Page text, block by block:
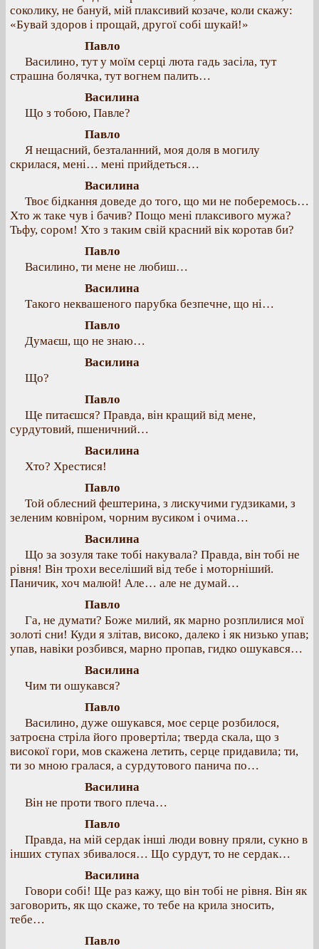
соколику, не бануй, мій плаксивий козаче, коли скажу:
«Бувай здоров і прощай, другої собі шукай!»
Павло
Василино, тут у моїм серці люта гадь засіла, тут
страшна болячка, тут вогнем палить…
Василина
Що з тобою, Павле?
Павло
Я нещасний, безталанний, моя доля в могилу
скрилася, мені… мені прийдеться…
Василина
Твоє бідкання доведе до того, що ми не поберемось…
Хто ж таке чув і бачив? Пощо мені плаксивого мужа?
Тьфу, сором! Хто з таким свій красний вік коротав би?
Павло
Василино, ти мене не любиш…
Василина
Такого неквашеного парубка безпечне, що ні…
Павло
Думаєш, що не знаю…
Василина
Що?
Павло
Ще питаєшся? Правда, він кращий від мене,
сурдутовий, пшеничний…
Василина
Хто? Хрестися!
Павло
Той облесний фештерина, з лискучими гудзиками, з
зеленим ковніром, чорним вусиком і очима…
Василина
Що за зозуля таке тобі накувала? Правда, він тобі не
рівня! Він трохи веселіший від тебе і моторніший.
Паничик, хоч малюй! Але… але не думай…
Павло
Га, не думати? Боже милий, як марно розплилися мої
золоті сни! Куди я злітав, високо, далеко і як низько упав;
упав, навіки розбився, марно пропав, гидко ошукався…
Василина
Чим ти ошукався?
Павло
Василино, дуже ошукався, моє серце розбилося,
затроєна стріла його провертіла; тверда скала, що з
високої гори, мов скажена летить, серце придавила; ти,
ти зо мною гралася, а сурдутового панича по…
Василина
Він не проти твого плеча…
Павло
Правда, на мій сердак інші люди вовну пряли, сукно в
інших ступах збивалося… Що сурдут, то не сердак…
Василина
Говори собі! Ще раз кажу, що він тобі не рівня. Він як
заговорить, як що скаже, то тебе на крила зносить,
тебе…
Павло